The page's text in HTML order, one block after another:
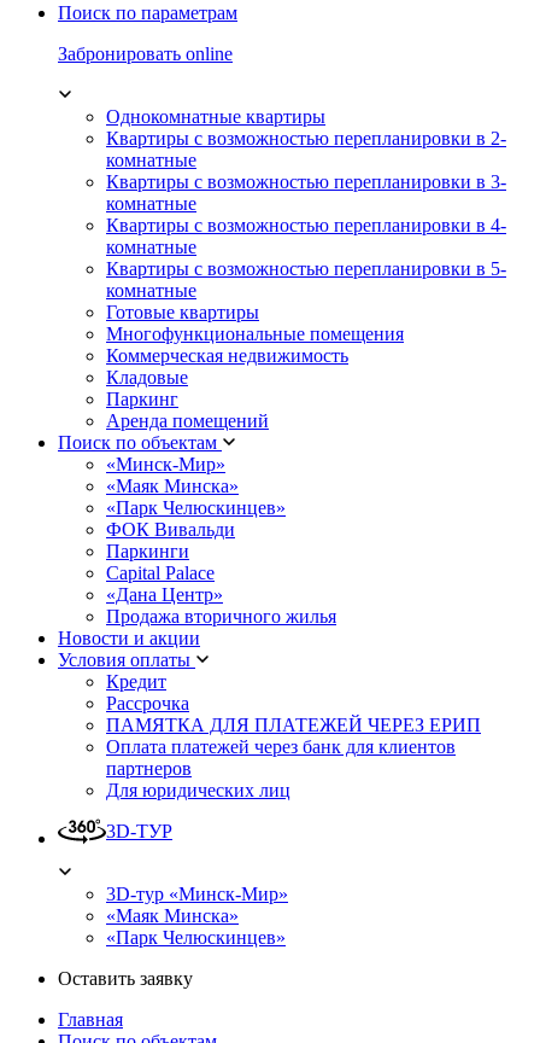
Поиск по параметрам
Забронировать online
Однокомнатные квартиры
Квартиры с возможностью перепланировки в 2-
комнатные
Квартиры с возможностью перепланировки в 3-
комнатные
Квартиры с возможностью перепланировки в 4-
комнатные
Квартиры с возможностью перепланировки в 5-
комнатные
Готовые квартиры
Многофункциональные помещения
Коммерческая недвижимость
Кладовые
Паркинг
Аренда помещений
Поиск по объектам
«Минск-Мир»
«Маяк Минска»
«Парк Челюскинцев»
ФОК Вивальди
Паркинги
Capital Palace
«Дана Центр»
Продажа вторичного жилья
Новости и акции
Условия оплаты
Кредит
Рассрочка
ПАМЯТКА ДЛЯ ПЛАТЕЖЕЙ ЧЕРЕЗ ЕРИП
Оплата платежей через банк для клиентов
партнеров
Для юридических лиц
3D-ТУР
3D-тур «Минск-Мир»
«Маяк Минска»
«Парк Челюскинцев»
Оставить заявку
Главная